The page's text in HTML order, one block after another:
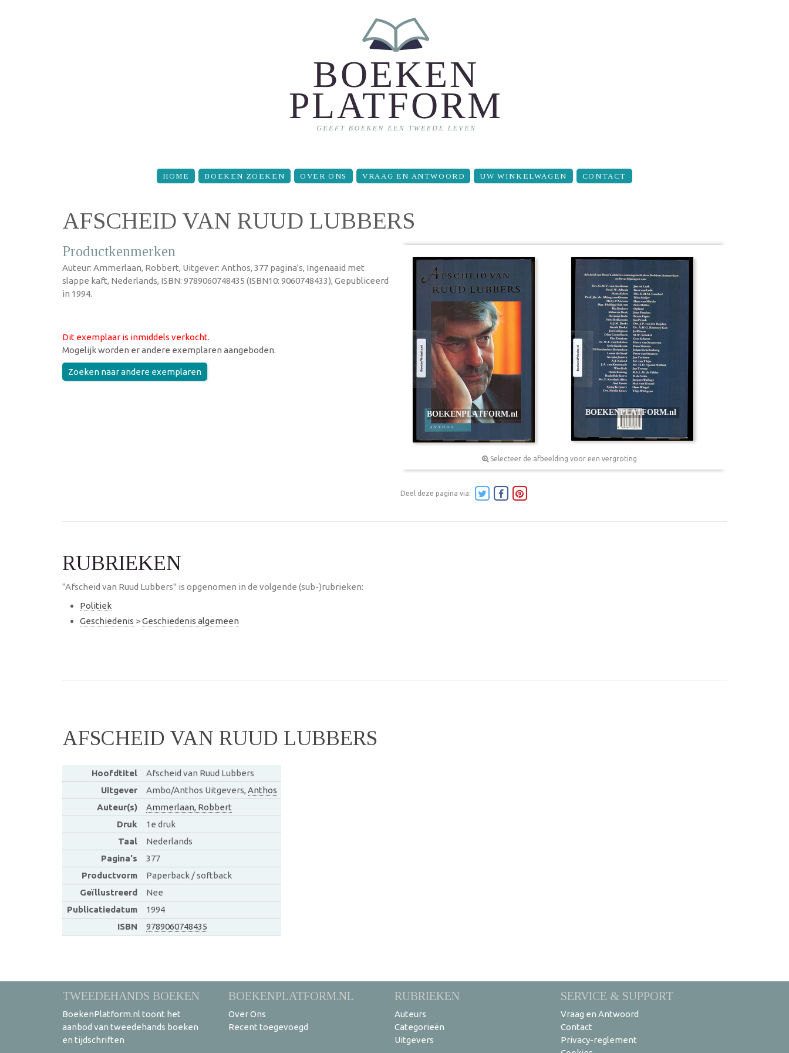
HOME BOEKEN ZOEKEN OVER ONS VRAAG EN ANTWOORD UW WINKELWAGEN CONTACT
AFSCHEID VAN RUUD LUBBERS
Productkenmerken
Auteur: Ammerlaan, Robbert, Uitgever: Anthos, 377 pagina's, Ingenaaid met
slappe kaft, Nederlands, ISBN: 9789060748435 (ISBN10: 9060748433), Gepubliceerd
in 1994.
Dit exemplaar is inmiddels verkocht.
Mogelijk worden er andere exemplaren aangeboden.
Zoeken naar andere exemplaren
Selecteer de afbeelding voor een vergroting
Deel deze pagina via:
RUBRIEKEN
"Afscheid van Ruud Lubbers" is opgenomen in de volgende (sub-)rubrieken:
Politiek
Geschiedenis >Geschiedenis algemeen
AFSCHEID VAN RUUD LUBBERS
Hoofdtitel
Afscheid van Ruud Lubbers
Uitgever
Ambo/Anthos Uitgevers, Anthos
Auteur(s)
Ammerlaan, Robbert
Druk
1e druk
Taal
Nederlands
Pagina's
377
Productvorm
Paperback / softback
Geïllustreerd
Nee
Publicatiedatum
1994
ISBN
9789060748435
TWEEDEHANDS BOEKEN
BoekenPlatform.nl toont het
aanbod van tweedehands boeken
en tijdschriften
BOEKENPLATFORM.NL
Over Ons
Recent toegevoegd
RUBRIEKEN
Auteurs
Categorieën
Uitgevers
SERVICE & SUPPORT
Vraag en Antwoord
Contact
Privacy-reglement